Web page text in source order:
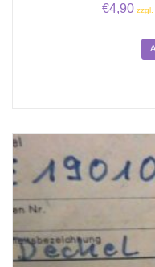
€4,90 zzgl.